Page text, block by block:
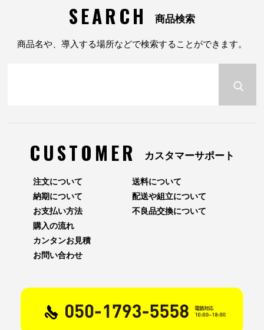
SEARCH 商品検索
商品名や、導入する場所などで検索することができます。
CUSTOMER カスタマーサポート
注文について
納期について
お支払い方法
送料について
配送や組立について
不良品交換について
購入の流れ
カンタンお見積
お問い合わせ